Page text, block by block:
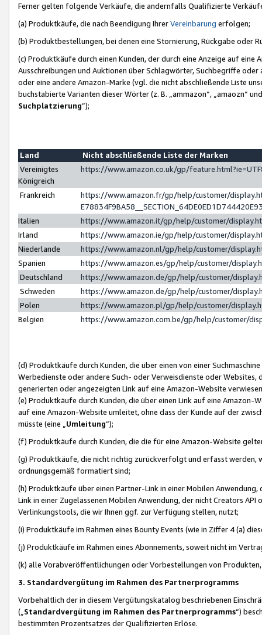
Ferner gelten folgende Verkäufe, die andernfalls Qualifizierte
(a) Produktkäufe, die nach Beendigung IhrerVereinbarung erfolgen;
(b) Produktbestellungen, bei denen eine Stornierung, Rückgabe oder
(c) Produktkäufe durch einen Kunden, der durch eine Anzeige auf
Ausschreibungen und Auktionen über Schlagwörter, Suchbegriffe
oder eine andere Amazon-Marke (vgl. die nicht abschließende Liste
buchstabierte Varianten dieser Wörter (z. B. „ammazon“, „amaozn“
Suchplatzierung”);
Land
Nicht abschließende Liste der Marken
Vereinigtes
Königreich
https://www.amazon.co.uk/gp/
Frankreich
https://www.amazon.fr/gp/help/customer/
Italien
https://www.amazon.it/gp/help/customer/
Irland
https://www.amazon.ie/gp/help/customer/
Niederlande
https://www.amazon.nl/gp/help/customer/
Spanien
https://www.amazon.es/gp/help/customer/
Deutschland
https://www.amazon.de/gp/help/customer/
Schweden
https://www.amazon.de/gp/help/customer/
Polen
https://www.amazon.pl/gp/help/customer/
Belgien
https://www.amazon.com.be/gp/help/customer/
(d) Produktkäufe durch Kunden, die über einen von einer
Werbedienste oder andere Such- oder Verweisdienste oder Websites,
generierten oder angezeigten Link auf eine Amazon-Website
(e) Produktkäufe durch Kunden, die über einen Link auf eine
auf eine Amazon-Website umleitet, ohne dass der Kunde auf der
müsste (eine „ Umleitung“);
(f) Produktkäufe durch Kunden, die die für eine Amazon-Website
(g) Produktkäufe, die nicht richtig zurückverfolgt und erfasst werden,
ordnungsgemäß formatiert sind;
(h) Produktkäufe über einen Partner-Link in einer Mobilen
Link in einer Zugelassenen Mobilen Anwendung, der nicht Creators
Verlinkungstools, die wir Ihnen ggf. zur Verfügung stellen, nutzt;
(i) Produktkäufe im Rahmen eines Bounty Events (wie in Ziffer 4 (a)
(j) Produktkäufe im Rahmen eines Abonnements, soweit nicht im
(k) alle Vorabveröffentlichungen oder Vorbestellungen von
3. Standardvergütung im Rahmen des Partnerprogramms
Vorbehaltlich der in diesem Vergütungskatalog beschriebenen
(„ Standardvergütung im Rahmen des Partnerprogramms“)
bestimmten Prozentsatzes der Qualifizierten Erlöse.